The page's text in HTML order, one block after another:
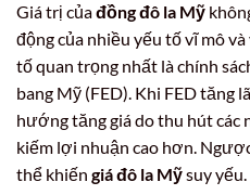
Giá trị củađồng đô la Mỹ
động của nhiều yếu tố vĩ mô
tố quan trọng nhất là chính
bang Mỹ (FED). Khi FED tăng
hướng tăng giá do thu hút
kiếm lợi nhuận cao hơn.
thể khiến giá đô la Mỹsuy yếu.